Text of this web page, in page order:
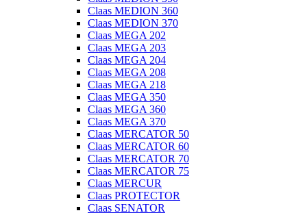
Claas MEDION 360
Claas MEDION 370
Claas MEGA 202
Claas MEGA 203
Claas MEGA 204
Claas MEGA 208
Claas MEGA 218
Claas MEGA 350
Claas MEGA 360
Claas MEGA 370
Claas MERCATOR 50
Claas MERCATOR 60
Claas MERCATOR 70
Claas MERCATOR 75
Claas MERCUR
Claas PROTECTOR
Claas SENATOR